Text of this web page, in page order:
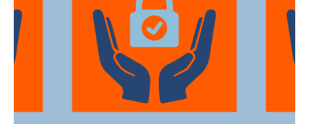
Nos comprometemos a manejar sus
pertenencias con el máximo cuidado,
desde el embalaje hasta la entrega final.